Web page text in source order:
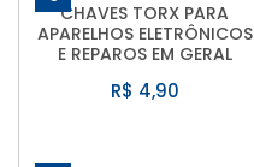
CHAVES TORX PARA
APARELHOS ELETRÔNICOS
E REPAROS EM GERAL
R$ 4,90